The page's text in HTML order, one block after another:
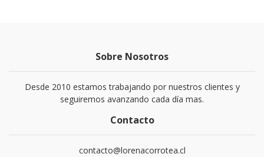
Sobre Nosotros
Desde 2010 estamos trabajando por nuestros clientes y
seguiremos avanzando cada día mas.
Contacto
contacto@lorenacorrotea.cl